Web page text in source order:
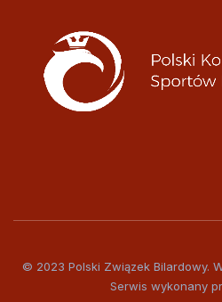
© 2023 Polski Związek Bilardowy.
Serwis wykonany